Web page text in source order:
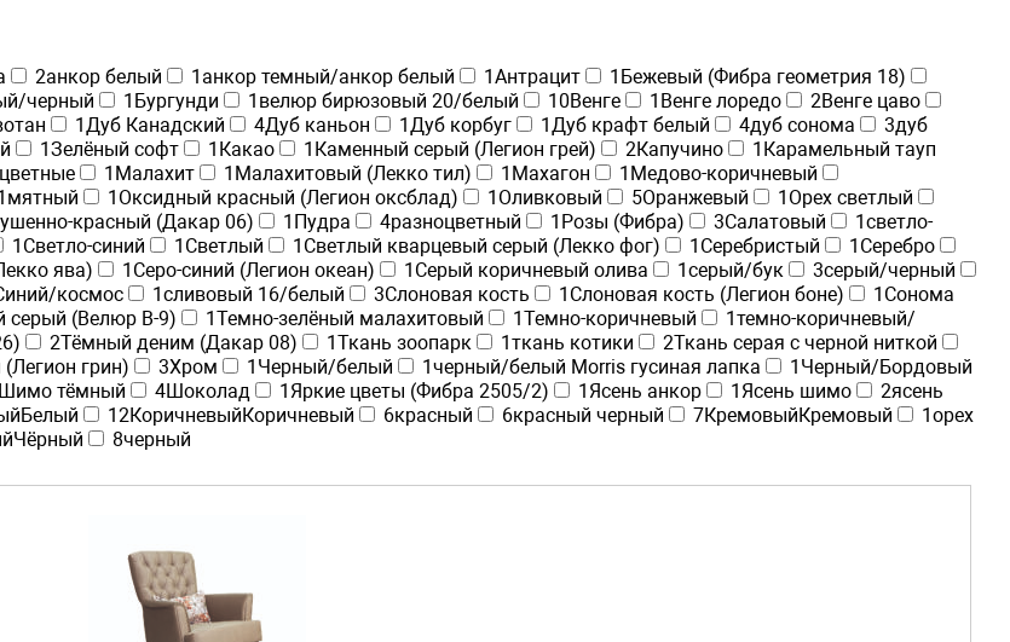
2анкор белый 1 анкор темный/анкор белый 1Антрацит 1 Бежевый (Фибра геометрия 18)
черный 1 Бургунди 1 велюр бирюзовый 20/белый 10Венге 1 Венге лоредо 2Венге цаво
1Дуб Канадский 4Дуб каньон 1Дуб корбуг 1Дуб крафт белый 4дуб сонома 3дуб
1Зелёный софт 1 Какао 1 Каменный серый (Легион грей) 2Капучино 1 Карамельный тауп
1 Малахит 1 Малахитовый (Лекко тил) 1 Махагон 1 Медово-коричневый
мятный 1 Оксидный красный (Легион оксблад) 1 Оливковый 5Оранжевый 1 Орех светлый
красный (Дакар 06) 1 Пудра 4разноцветный 1 Розы (Фибра) 3Салатовый 1светло-
1 Светло-синий 1 Светлый 1 Светлый кварцевый серый (Лекко фог) 1 Серебристый 1 Серебро
ява) 1 Серо-синий (Легион океан) 1 Серый коричневый олива 1серый/бук 3серый/черный
космос 1сливовый 16/белый 3Слоновая кость 1 Слоновая кость (Легион боне) 1 Сонома
серый (Велюр В-9) 1Темно-зелёный малахитовый 1Темно-коричневый 1темно-коричневый/
2Тёмный деним (Дакар 08) 1Ткань зоопарк 1ткань котики 2Ткань серая с черной ниткой
грин) 3Хром 1 Черный/белый 1черный/белый Morris гусиная лапка 1 Черный/Бордовый
Шимо тёмный 4Шоколад 1 Яркие цветы (Фибра 2505/2) 1 Ясень анкор 1 Ясень шимо 2ясень
Белый 12КоричневыйКоричневый 6красный 6красный черный 7КремовыйКремовый 1орех
Чёрный 8черный